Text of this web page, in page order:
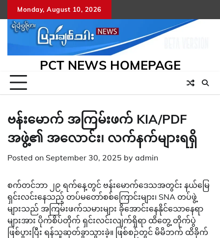
to
content
Monday, August 10, 2026
PCT NEWS HOMEPAGE
ဗန်းမောက် အကြမ်းဖက် KIA/PDF
အဖွဲ့၏ အလောင်း၊ လက်နက်များရရှိ
Posted on September 30, 2025 by admin
စက်တင်ဘာ ၂၉ ရက်နေ့တွင် ဗန်းမောက်ဒေသအတွင်း နယ်မြေ
ရှင်းလင်းနေသည့် တပ်မတော်စစ်ကြောင်းများ၊ SNA တပ်ဖွဲ့
များသည် အကြမ်းဖက်သမားများ ခိုအောင်းနေနိုင်သောနေရာ
များအား ပိုက်စိပ်တိုက် ရှင်းလင်းလျက်ရှိရာ ထိတွေ့ တိုက်ပွဲ
ဖြစ်ပွားပြီး ရန်သူဆုတ်ခွာသွားခဲ့။ ဖြစ်စဉ်တွင် မိမိဘက် ထိခိုက်